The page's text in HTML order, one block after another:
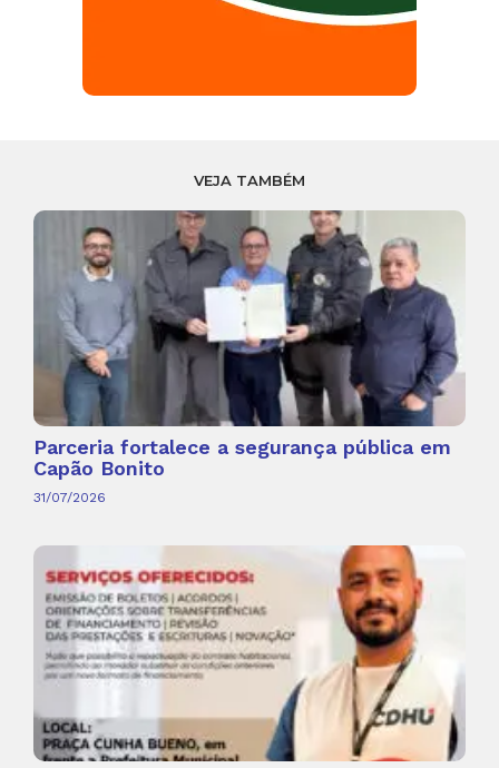
VEJA TAMBÉM
Parceria fortalece a segurança pública em
Capão Bonito
31/07/2026